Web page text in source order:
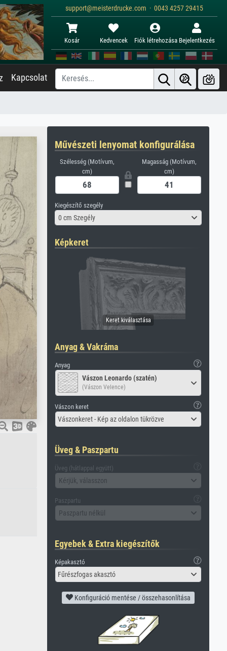
support@meisterdrucke.com · 0043 4257 29415
Kosár Kedvencek Fiók létrehozása Bejelentkezés
Kapcsolat
Művészeti lenyomat konfigurálása
Szélesség (Motívum,
cm)
Magasság (Motívum,
cm)
Kiegészítő szegély
0 cm Szegély
Képkeret
Anyag & Vakráma
Anyag
Vászon Leonardo (szatén)
(Vászon Velence)
Vászon keret
Vászonkeret - Kép az oldalon tükrözve
Üveg & Paszpartu
Üveg (hátlappal együtt)
Kérjük, válasszon
Paszpartu
Paszpartu nélkül
Egyebek & Extra kiegészítők
Képakasztó
Fűrészfogas akasztó
Konfiguráció mentése / összehasonlítása